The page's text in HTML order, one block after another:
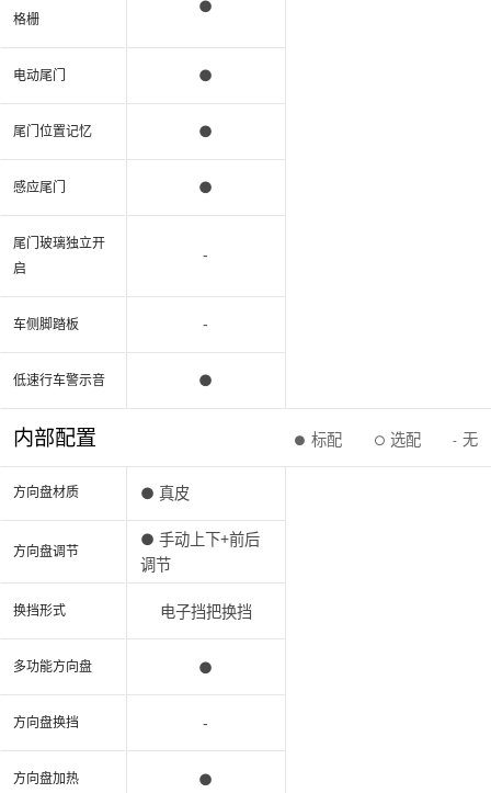
格栅
电动尾门
尾门位置记忆
感应尾门
尾门玻璃独立开
启
车侧脚踏板
低速行车警示音
内部配置 ● 标配 ○ 选配 - 无
方向盘材质
方向盘调节
换挡形式
多功能方向盘
方向盘换挡
方向盘加热
●
●
●
●
-
-
●
● 真皮
● 手动上下+前后
调节
电子挡把换挡
●
-
●